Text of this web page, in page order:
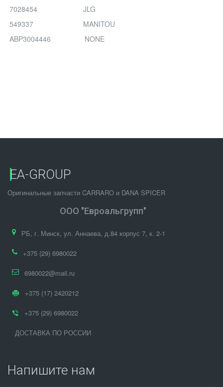
7028454 JLG
549337 MANITOU
ABP3004446 NONE
EA-GROUP
Оригинальные запчасти CARRARO и DANA SPICER
ООО "Евроальгрупп"
РБ, г. Минск, ул. Аннаева, д.84 корпус 7, к. 2-1
+375 (29) 6980022
6980022@mail.ru
+375 (17) 2420212
+375 (29) 6980022
ДОСТАВКА ПО РОССИИ
Напишите нам